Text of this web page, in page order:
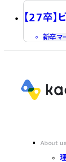
【27卒
新卒マ
About us